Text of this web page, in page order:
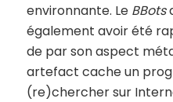
environnante. LeBBots
également avoir été
de par son aspect
artefact cache un
(re)chercher sur